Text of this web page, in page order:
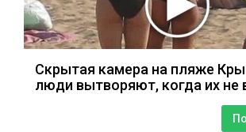
Скрытая камера на пляже
люди вытворяют, когда их не